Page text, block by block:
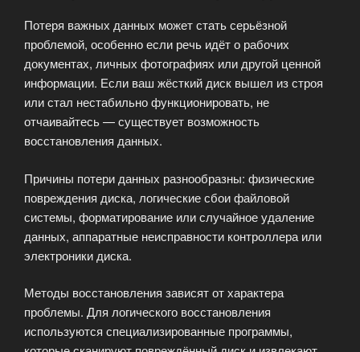
Потеря важных данных может стать серьёзной
проблемой, особенно если речь идёт о рабочих
документах, личных фотографиях или другой ценной
информации. Если ваш жёсткий диск вышел из строя
или стал нестабильно функционировать, не
отчаивайтесь — существует возможность
восстановления данных.
Причины потери данных разнообразны: физические
повреждения диска, логические сбои файловой
системы, форматирование или случайное удаление
данных, аппаратные неисправности контроллера или
электроники диска.
Методы восстановления зависят от характера
проблемы. Для логического восстановления
используются специализированные программы,